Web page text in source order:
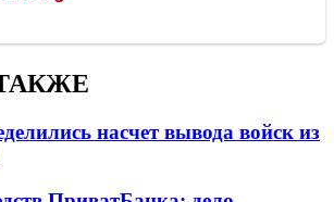
насчет вывода войск из